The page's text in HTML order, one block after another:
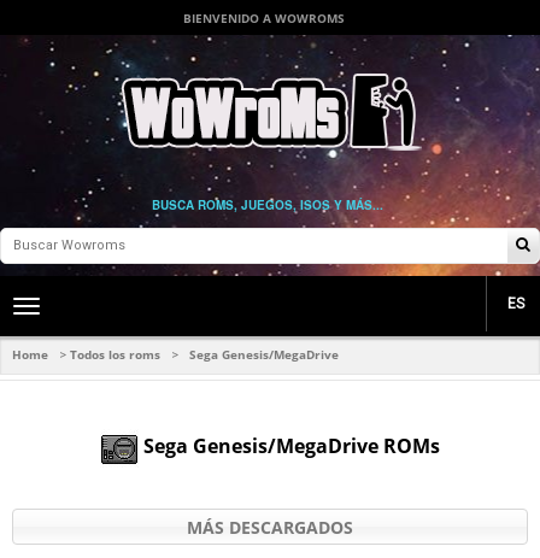
BIENVENIDO A WOWROMS
BUSCA ROMS, JUEGOS, ISOS Y MÁS...
Toggle
navigation
ES
Home > Todos los roms > Sega Genesis/MegaDrive
Sega Genesis/MegaDrive ROMs
MÁS DESCARGADOS